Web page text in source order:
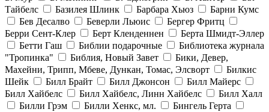
Тайбелс
Базилея Шлинк Барбара Хьюз
Барни Кумс
Бев Десалво
Беверли Льюис
Бергер Фритц
Берри Сент-Клер
Берт Кленденнен
Берта Шмидт-Эллер
Бетти Гаш
Библии подарочные
Библиотека журнала
"Тропинка"
Библия, Новый Завет
Бики, Девер,
Махейни, Трипп, Мбеве, Дункан, Томас, Элсворт
Билкис
Шейк
Билл Брайт Билл Джонсон
Билл Майерс
Билл Хайбелс
Билл Хайбелс, Линн Хайбелс
Билл Халл
Билли Грэм
Билли Хенкс, мл.
Бингель Герта